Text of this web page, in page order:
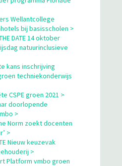
Wellantcollege
bij basisscholen >
DATE 14 oktober
natuurinclusieve
kans inschrijving
techniekonderwijs
CSPE groen 2021 >
doorlopende
>
Norm zoekt docenten
>
Nieuw keuzevak
>
Platform vmbo groen